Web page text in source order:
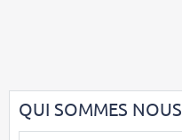
QUI SOMMES NOUS